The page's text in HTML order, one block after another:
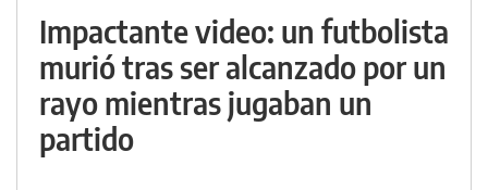
Impactante video: un futbolista
murió tras ser alcanzado por un
rayo mientras jugaban un
partido